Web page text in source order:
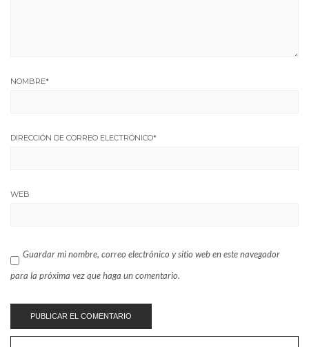
NOMBRE*
DIRECCIÓN DE CORREO ELECTRÓNICO*
WEB
Guardar mi nombre, correo electrónico y sitio web en este navegador
para la próxima vez que haga un comentario.